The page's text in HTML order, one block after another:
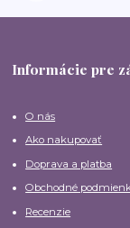
Informácie pre
O nás
Ako nakupovať
Doprava a platba
Obchodné
Recenzie